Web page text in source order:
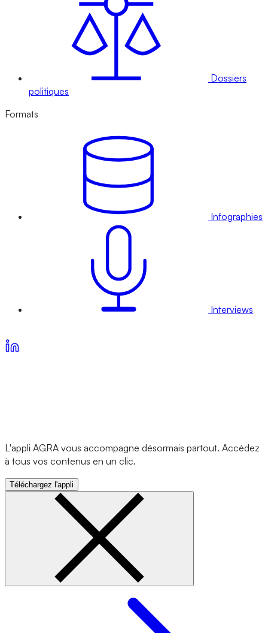
Dossiers
politiques
Formats
Infographies
Interviews
L'appli AGRA vous accompagne désormais partout. Accédez
à tous vos contenus en un clic.
Téléchargez l'appli